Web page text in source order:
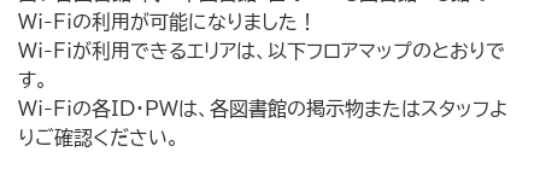
Wi-Fiの利用が可能になりました！
Wi-Fiが利用できるエリアは、以下フロアマップのとおりで
す。
Wi-Fiの各ID・PWは、各図書館の掲示物またはスタッフよ
りご確認ください。